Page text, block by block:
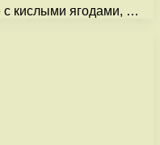
с кислыми ягодами, …